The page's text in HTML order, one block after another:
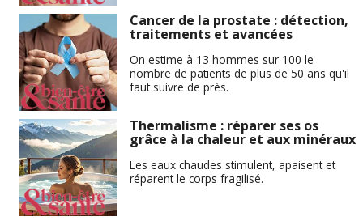
Cancer de la prostate : détection,
traitements et avancées
On estime à 13 hommes sur 100 le
nombre de patients de plus de 50 ans qu'il
faut suivre de près.
Thermalisme : réparer ses os
grâce à la chaleur et aux minéraux
Les eaux chaudes stimulent, apaisent et
réparent le corps fragilisé.